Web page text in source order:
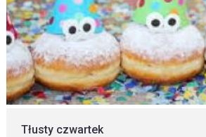
Tłusty czwartek